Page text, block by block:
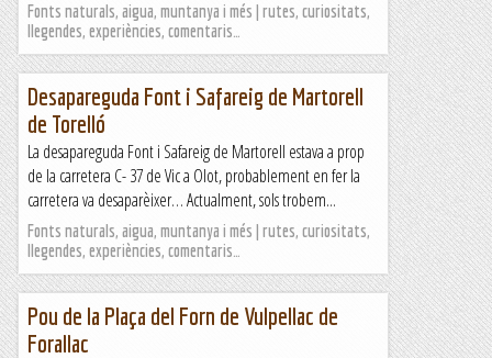
Fonts naturals, aigua, muntanya i més | rutes, curiositats,
llegendes, experiències, comentaris…
Desapareguda Font i Safareig de Martorell
de Torelló
La desapareguda Font i Safareig de Martorell estava a prop
de la carretera C- 37 de Vic a Olot, probablement en fer la
carretera va desaparèixer… Actualment, sols trobem...
Fonts naturals, aigua, muntanya i més | rutes, curiositats,
llegendes, experiències, comentaris…
Pou de la Plaça del Forn de Vulpellac de
Forallac